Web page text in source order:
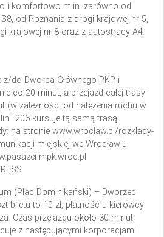
i komfortowo m.in. zarówno od
od Poznania z drogi krajowej nr 5,
krajowej nr 8 oraz z autostrady A4.
do Dworca Głównego PKP i
co 20 minut, a przejazd całej trasy
(w zależności od natężenia ruchu w
206 kursuje tą samą trasą.
na stronie www.wroclaw.pl/rozklady-
miejskiej we Wrocławiu
(Plac Dominikański) – Dworzec
biletu to 10 zł, płatność u kierowcy
Czas przejazdu około 30 minut.
z następującymi korporacjami